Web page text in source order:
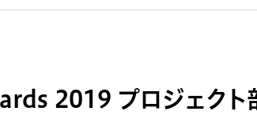
2019 プロジェクト